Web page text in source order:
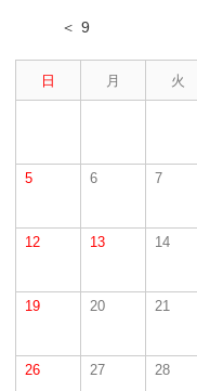
＜ 9
日 月 火
5 6 7
12 13 14
19 20 21
26 27 28